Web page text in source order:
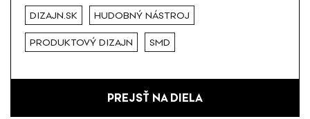
DIZAJN.SK HUDOBNÝ NÁSTROJ
PRODUKTOVÝ DIZAJN SMD
PREJSŤ NA DIELA